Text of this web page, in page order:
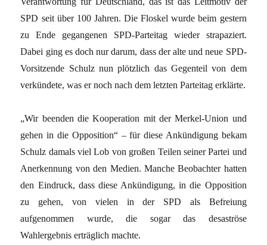
SPD seit über 100 Jahren. Die Floskel wurde beim gestern
zu Ende gegangenen SPD-Parteitag wieder strapaziert.
Dabei ging es doch nur darum, dass der alte und neue SPD-
Vorsitzende Schulz nun plötzlich das Gegenteil von dem
verkündete, was er noch nach dem letzten Parteitag erklärte.
„Wir beenden die Kooperation mit der Merkel-Union und
gehen in die Opposition“ – für diese Ankündigung bekam
Schulz damals viel Lob von großen Teilen seiner Partei und
Anerkennung von den Medien. Manche Beobachter hatten
den Eindruck, dass diese Ankündigung, in die Opposition
zu gehen, von vielen in der SPD als Befreiung
aufgenommen wurde, die sogar das desaströse
Wahlergebnis erträglich machte.